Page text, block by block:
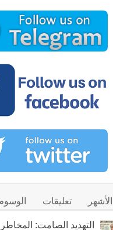
الأشهر تعليقات
التهديد الصامت: